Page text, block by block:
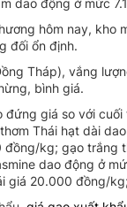
dao động ở mức
hôm nay, kho
đối ổn định.
Tháp), vắng
bình giá.
đứng giá so với
Thái hạt dài
đồng/kg; gạo trắng
dao động ở
giá 20.000 đồng/